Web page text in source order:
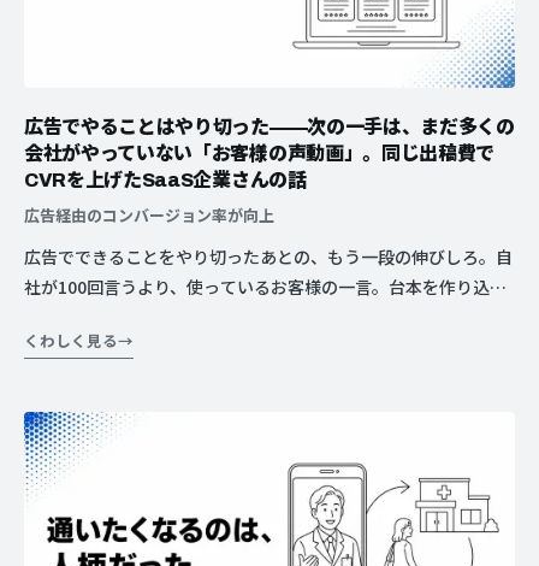
広告でやることはやり切った——次の一手は、まだ多くの
会社がやっていない「お客様の声動画」。同じ出稿費で
CVRを上げたSaaS企業さんの話
広告経由のコンバージョン率が向上
広告でできることをやり切ったあとの、もう一段の伸びしろ。自
社が100回言うより、使っているお客様の一言。台本を作り込ま
費で広告経由のCVRが上がった、あるSaaS企業さんの話。
くわしく見る